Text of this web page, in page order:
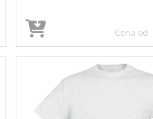
Cena od